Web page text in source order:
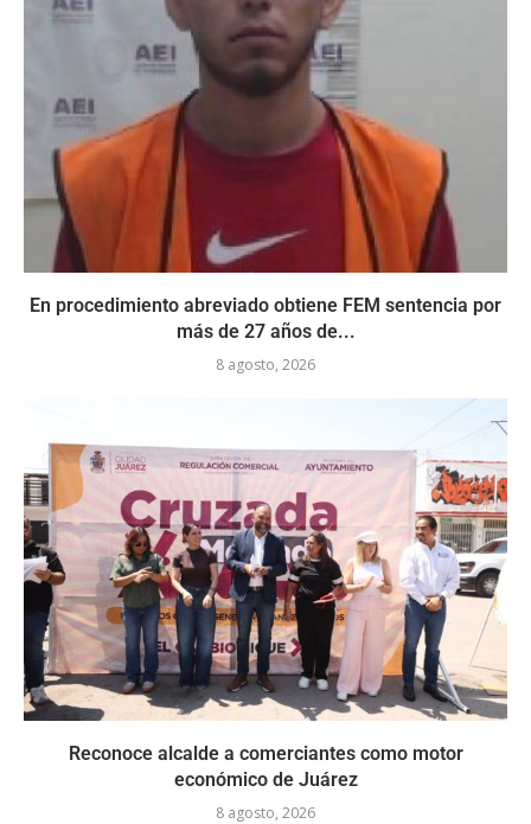
En procedimiento abreviado obtiene FEM sentencia por
más de 27 años de...
8 agosto, 2026
Reconoce alcalde a comerciantes como motor
económico de Juárez
8 agosto, 2026